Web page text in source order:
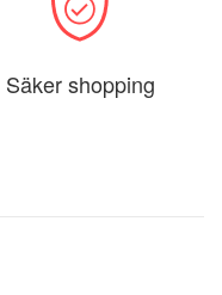
Säker shopping